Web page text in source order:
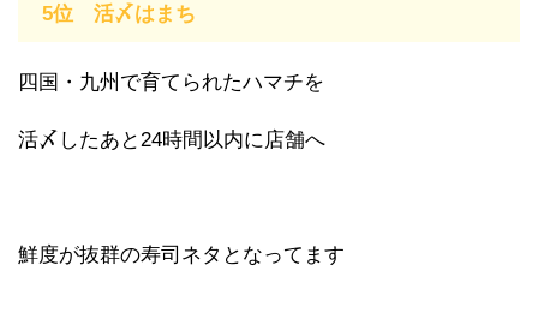
5位 活〆はまち
四国・九州で育てられたハマチを
活〆したあと24時間以内に店舗へ
鮮度が抜群の寿司ネタとなってます